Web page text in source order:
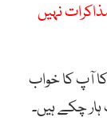
نہیں
آپ کا خواب
ہار چکے ہیں۔